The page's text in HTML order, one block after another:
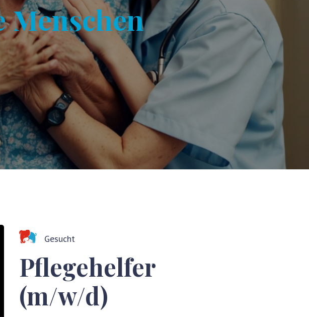
Menschen
Gesucht
Pflegehelfer
(m/w/d)